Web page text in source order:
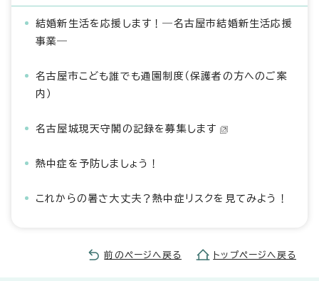
結婚新生活を応援します！―名古屋市結婚新生活応援
事業―
名古屋市こども誰でも通園制度（保護者の方へのご案
内）
名古屋城現天守閣の記録を募集します
熱中症を予防しましょう！
これからの暑さ大丈夫？熱中症リスクを見てみよう！
前のページへ戻る トップページへ戻る